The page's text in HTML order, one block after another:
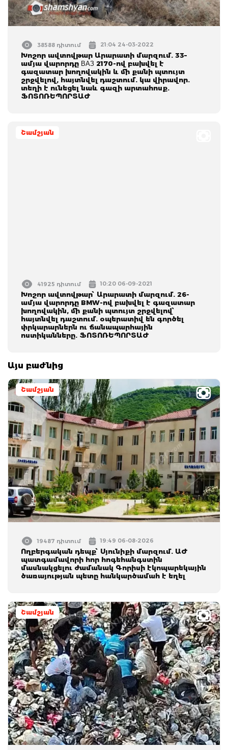
38588 դիտում 21:04 24-03-2022
Խոշոր ավտովթար Արարատի մարզում. 33–
ամյա վարորդը ВАЗ 2170-ով բախվել է
գազատար խողովակին և մի քանի պտույտ
շրջվելով, հայտնվել դաշտում. կա վիրավոր.
տեղի է ունեցել նաև գազի արտահոսք.
ՖՈՏՈՌԵՊՈՐՏԱԺ
Շամշյան
41925 դիտում 10:20 06-09-2021
Խոշոր ավտովթար՝ Արարատի մարզում. 26-
ամյա վարորդը BMW-ով բախվել է գազատար
խողովակին, մի քանի պտույտ շրջվելով՝
հայտնվել դաշտում. օպերատիվ են գործել
փրկարարներն ու ճանապարհային
ոստիկանները. ՖՈՏՈՌԵՊՈՐՏԱԺ
Այս բաժնից
Շամշյան
19487 դիտում 19:49 06-08-2026
Ողբերգական դեպք՝ Սյունիքի մարզում. ԱԺ
պատգամավորի հոր հոգեհանգստին
մասնակցելու ժամանակ Գորիսի էկոպարեկային
ծառայության պետը հանկարծամահ է եղել
Շամշյան